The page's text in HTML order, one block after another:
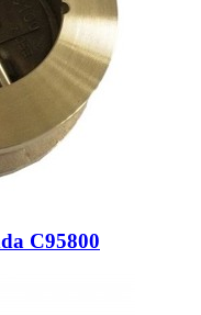
C95800